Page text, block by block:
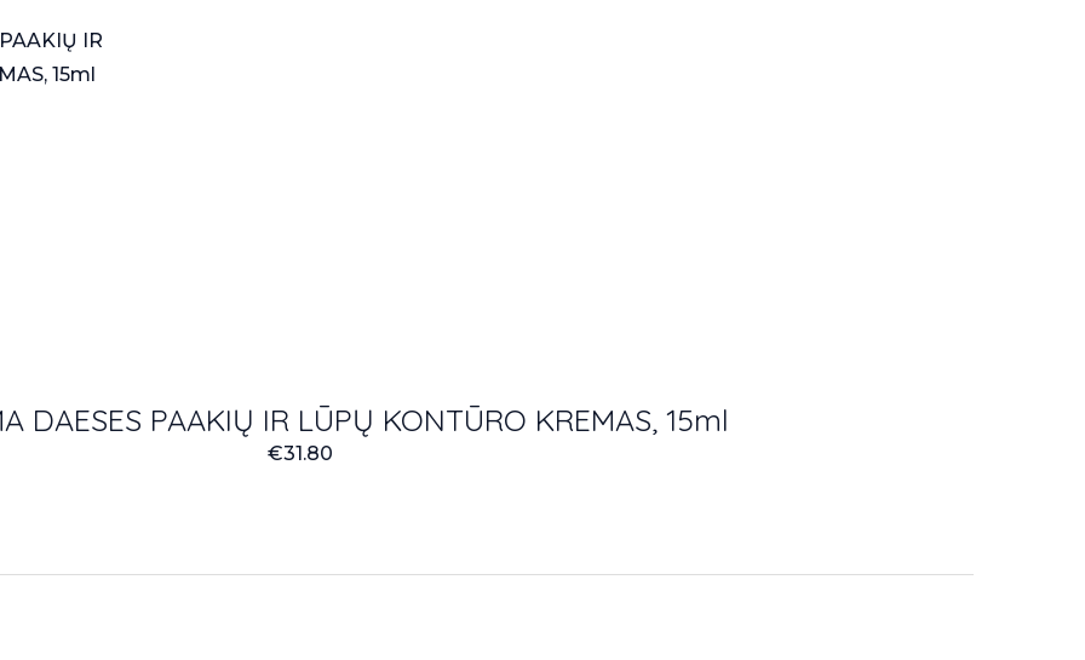
DAESES PAAKIŲ IR LŪPŲ KONTŪRO KREMAS, 15ml
€31.80